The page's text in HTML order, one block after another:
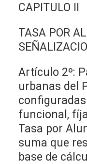
CAPITULO II
TASA POR
Artículo 2º:
urbanas del
funcional,
Tasa por
suma que
base de